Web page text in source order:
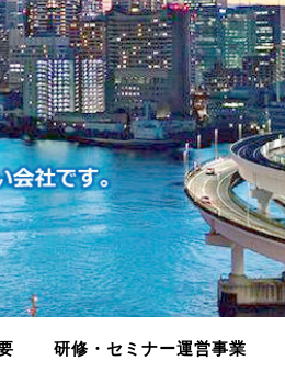
研修・セミナー運営事業